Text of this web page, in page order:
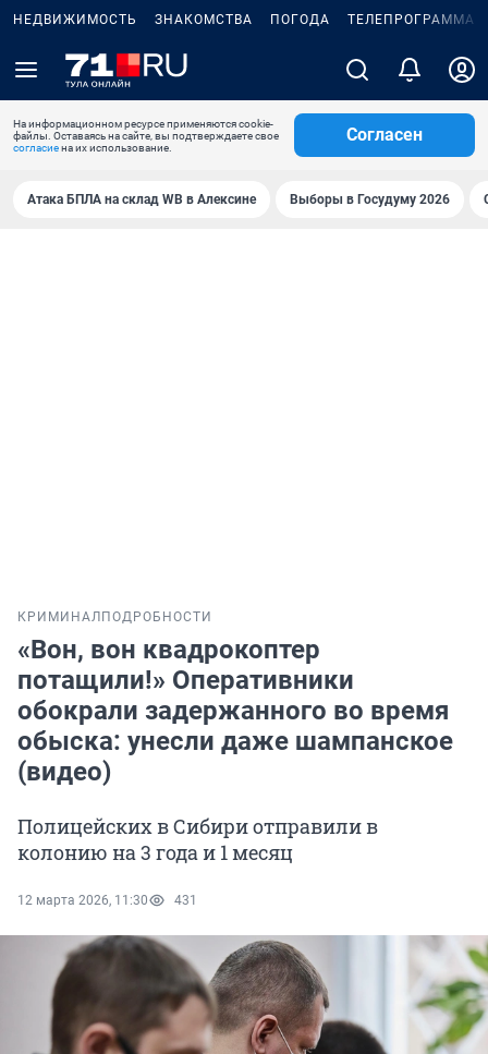
НЕДВИЖИМОСТЬ ЗНАКОМСТВА ПОГОДА ТЕЛЕПРОГРАММА
На информационном ресурсе применяются cookie-
файлы. Оставаясь на сайте, вы подтверждаете свое
согласиена их использование.
Согласен
Атака БПЛА на склад WB в Алексине Выборы в Госудуму 2026
КРИМИНАЛ ПОДРОБНОСТИ
«Вон, вон квадрокоптер
потащили!» Оперативники
обокрали задержанного во время
обыска: унесли даже шампанское
(видео)
Полицейских в Сибири отправили в
колонию на 3 года и 1 месяц
12 марта 2026, 11:30 431